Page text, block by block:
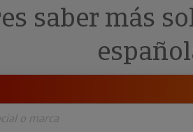
y ERP
· Recuperación de
Investigada
saber más